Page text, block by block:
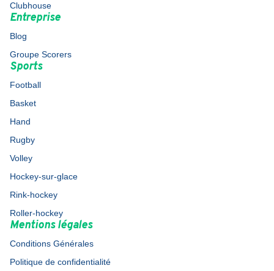
Clubhouse
Entreprise
Blog
Groupe Scorers
Sports
Football
Basket
Hand
Rugby
Volley
Hockey-sur-glace
Rink-hockey
Roller-hockey
Mentions légales
Conditions Générales
Politique de confidentialité